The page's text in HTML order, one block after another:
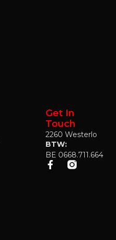
Get In
Touch
2260 Westerlo
BTW:
BE 0668.711.664